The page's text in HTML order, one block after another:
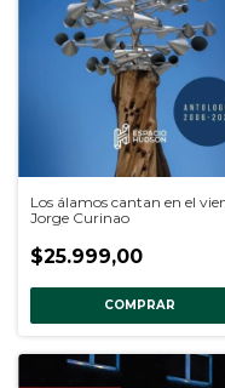
Los álamos cantan en el
Jorge Curinao
$25.999,00
COMPRAR